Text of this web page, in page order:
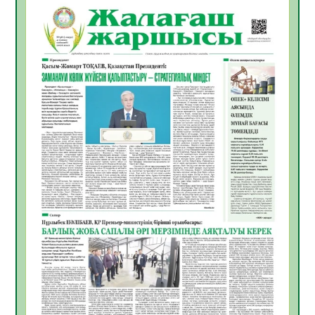
06.08.2026
Инфекциялық ауруларға қарсы иммундау
жұмыстарының тиімділігі
06.08.2026
51
Көкжөтел ауруы туралы
06.08.2026
48
АПВ вакцинасы туралы мәлімет
06.08.2026
47
Open Air: Қызылорда облысы полиция
департаменті 20 мыңнан астам
көрерменнің қауіпсіздігін қамтамасыз етті
06.08.2026
60
ҚЫЗЫЛОРДАДА «САНАЛЫ ҰРПАҚ –
ЖАРҚЫН БОЛАШАҚ» АТТЫ КЕҢЕЙТІЛГЕН
МӘЖІЛІС ӨТТІ
05.08.2026
61